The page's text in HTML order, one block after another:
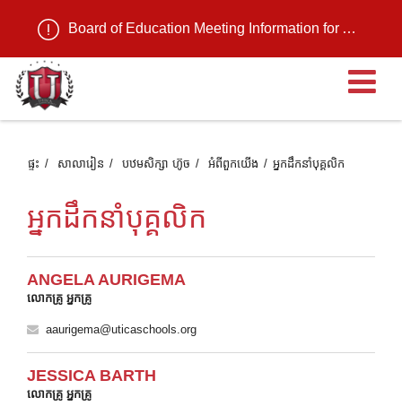
Board of Education Meeting Information for August 11, 2026
ប
ផ្ទះ សាលារៀន បឋមសិក្សា ហ៊ូច អំពី​ពួក​យើង អ្នកដឹកនាំបុគ្គលិក
អ្នកដឹកនាំបុគ្គលិក
ANGELA AURIGEMA
លោកគ្រូ អ្នកគ្រូ
aaurigema@uticaschools.org
JESSICA BARTH
លោកគ្រូ អ្នកគ្រូ